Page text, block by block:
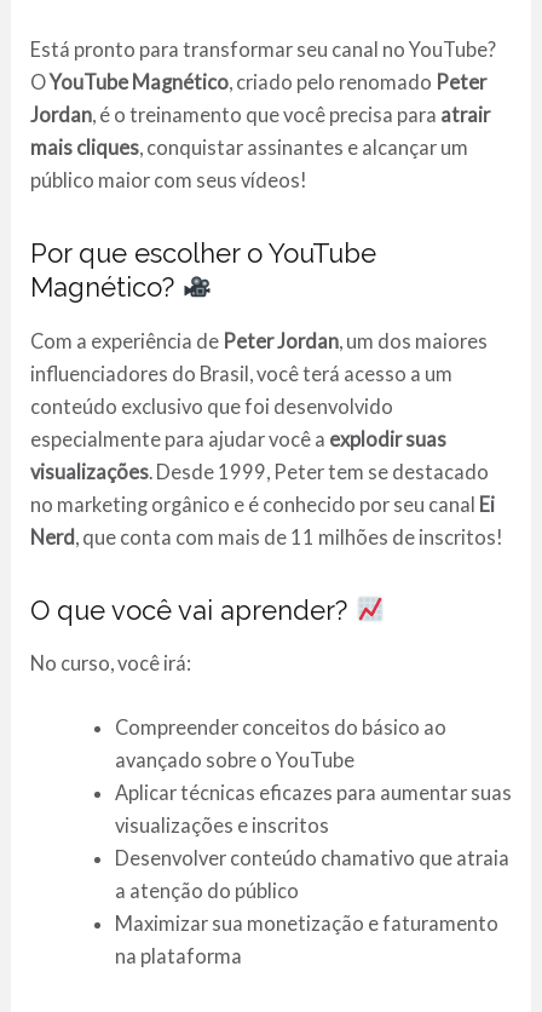
Está pronto para transformar seu canal no YouTube?
OYouTube Magnético, criado pelo renomado Peter
Jordan, é o treinamento que você precisa para atrair
mais cliques, conquistar assinantes e alcançar um
público maior com seus vídeos!
Por que escolher o YouTube
Magnético?
Com a experiência de Peter Jordan , um dos maiores
influenciadores do Brasil, você terá acesso a um
conteúdo exclusivo que foi desenvolvido
especialmente para ajudar você a explodir suas
visualizações . Desde 1999, Peter tem se destacado
no marketing orgânico e é conhecido por seu canal Ei
Nerd , que conta com mais de 11 milhões de inscritos!
O que você vai aprender?
No curso, você irá:
Compreender conceitos do básico ao
avançado sobre o YouTube
Aplicar técnicas eficazes para aumentar suas
visualizações e inscritos
Desenvolver conteúdo chamativo que atraia
a atenção do público
Maximizar sua monetização e faturamento
na plataforma